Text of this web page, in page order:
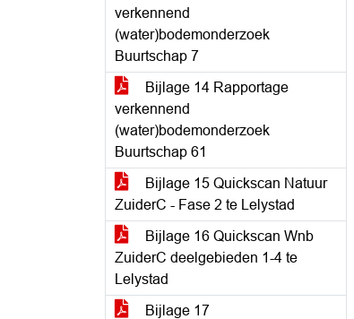
verkennend
(water)bodemonderzoek
Buurtschap 7
Bijlage 14 Rapportage
verkennend
(water)bodemonderzoek
Buurtschap 61
Bijlage 15 Quickscan Natuur
ZuiderC - Fase 2 te Lelystad
Bijlage 16 Quickscan Wnb
ZuiderC deelgebieden 1-4 te
Lelystad
Bijlage 17